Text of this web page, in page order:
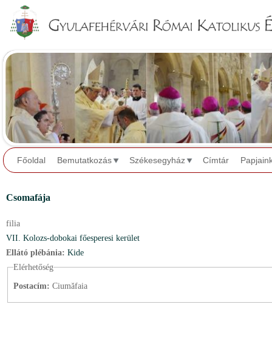
Főoldal Bemutatkozás Székesegyház Címtár
Csomafája
filia
VII. Kolozs-dobokai főesperesi kerület
Ellátó plébánia: Kide
Elérhetőség
Postacím: Ciumăfaia